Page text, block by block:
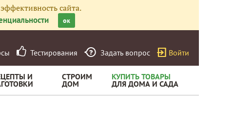
сайта.
ок
Тестирования Задать вопрос Войти
И СТРОИМ
ДОМ
КУПИТЬ ТОВАРЫ
ДЛЯ ДОМА И САДА